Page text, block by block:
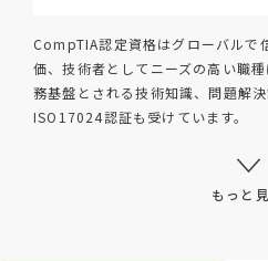
CompTIA認定資格はグローバルで
価、技術者としてニーズの高い職
務基盤とされる技術知識、問題解
ISO17024認証も受けています。